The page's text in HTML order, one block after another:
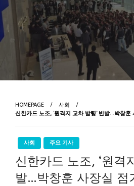
HOMEPAGE
사회
신한카드 노조, ‘원격지 교차 발령’ 반발…박창훈
사회 주요 기사
신한카드 노조, ‘원격
발…박창훈 사장실 점